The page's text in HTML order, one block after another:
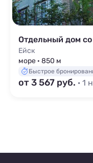
Ейск
море · 850 м
Быстрое
от 3 567 руб. · 1